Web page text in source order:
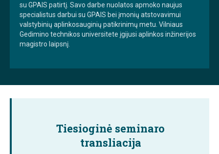
su GPAIS patirtį. Savo darbe nuolatos apmoko naujus
specialistus darbui su GPAIS bei įmonių atstovavimui
valstybinių aplinkosauginių patikrinimų metu. Vilniaus
Gedimino technikos universitete įgijusi aplinkos inžinerijos
magistro laipsnį.
Tiesioginė seminaro
transliacija